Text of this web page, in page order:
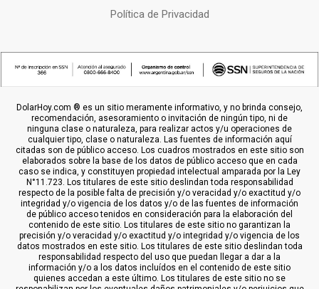
Política de Privacidad
DolarHoy.com ® es un sitio meramente informativo, y no brinda consejo,
recomendación, asesoramiento o invitación de ningún tipo, ni de
ninguna clase o naturaleza, para realizar actos y/u operaciones de
cualquier tipo, clase o naturaleza. Las fuentes de información aquí
citadas son de público acceso. Los cuadros mostrados en este sitio son
elaborados sobre la base de los datos de público acceso que en cada
caso se indica, y constituyen propiedad intelectual amparada por la Ley
N°11.723. Los titulares de este sitio deslindan toda responsabilidad
respecto de la posible falta de precisión y/o veracidad y/o exactitud y/o
integridad y/o vigencia de los datos y/o de las fuentes de información
de público acceso tenidos en consideración para la elaboración del
contenido de este sitio. Los titulares de este sitio no garantizan la
precisión y/o veracidad y/o exactitud y/o integridad y/o vigencia de los
datos mostrados en este sitio. Los titulares de este sitio deslindan toda
responsabilidad respecto del uso que puedan llegar a dar a la
información y/o a los datos incluídos en el contenido de este sitio
quienes accedan a este último. Los titulares de este sitio no se